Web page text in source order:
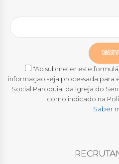
*Ao submeter este
informação seja processada
Social Paroquial da Igreja do
como indicado na
Saber